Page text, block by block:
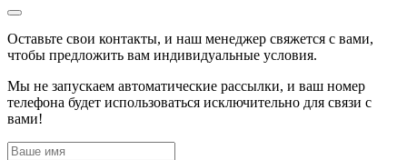
Оставьте свои контакты, и наш менеджер свяжется с вами,
чтобы предложить вам индивидуальные условия.
Мы не запускаем автоматические рассылки, и ваш номер
телефона будет использоваться исключительно для связи с
вами!